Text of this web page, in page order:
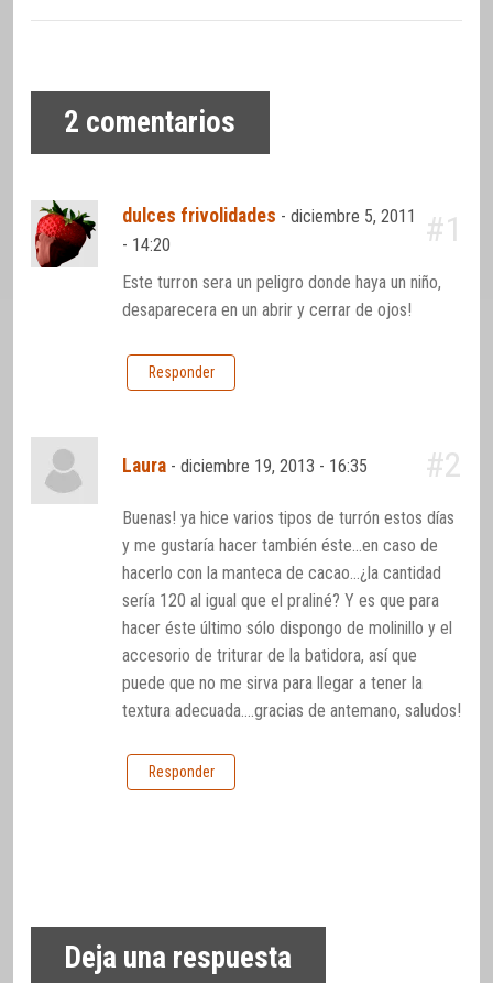
2 comentarios
dulces frivolidades -diciembre 5, 2011
- 14:20
#1
Este turron sera un peligro donde haya un niño,
desaparecera en un abrir y cerrar de ojos!
Responder
Laura -diciembre 19, 2013 - 16:35 #2
Buenas! ya hice varios tipos de turrón estos días
y me gustaría hacer también éste…en caso de
hacerlo con la manteca de cacao…¿la cantidad
sería 120 al igual que el praliné? Y es que para
hacer éste último sólo dispongo de molinillo y el
accesorio de triturar de la batidora, así que
puede que no me sirva para llegar a tener la
textura adecuada….gracias de antemano, saludos!
Responder
Deja una respuesta